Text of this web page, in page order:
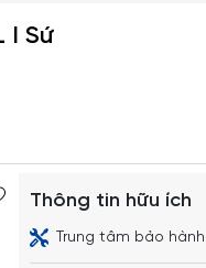
I Sứ
Thông tin hữu ích
Trung tâm bảo hành